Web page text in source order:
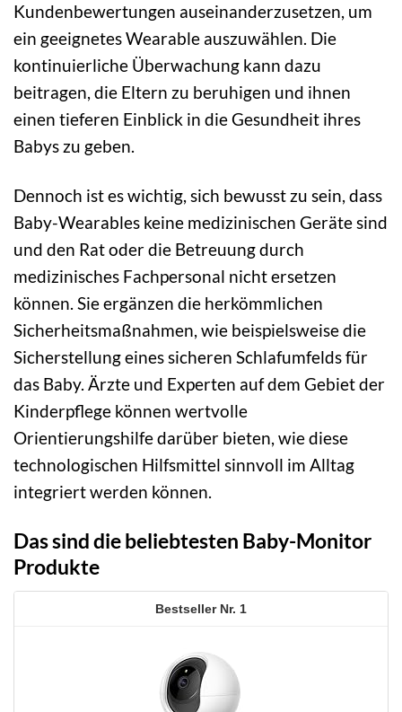
Kundenbewertungen auseinanderzusetzen, um
ein geeignetes Wearable auszuwählen. Die
kontinuierliche Überwachung kann dazu
beitragen, die Eltern zu beruhigen und ihnen
einen tieferen Einblick in die Gesundheit ihres
Babys zu geben.
Dennoch ist es wichtig, sich bewusst zu sein, dass
Baby-Wearables keine medizinischen Geräte sind
und den Rat oder die Betreuung durch
medizinisches Fachpersonal nicht ersetzen
können. Sie ergänzen die herkömmlichen
Sicherheitsmaßnahmen, wie beispielsweise die
Sicherstellung eines sicheren Schlafumfelds für
das Baby. Ärzte und Experten auf dem Gebiet der
Kinderpflege können wertvolle
Orientierungshilfe darüber bieten, wie diese
technologischen Hilfsmittel sinnvoll im Alltag
integriert werden können.
Das sind die beliebtesten Baby-Monitor
Produkte
1